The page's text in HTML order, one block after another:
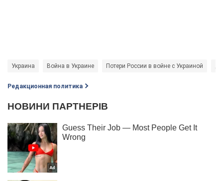
Украина Война в Украине Потери России в войне с Украиной
Редакционная политика